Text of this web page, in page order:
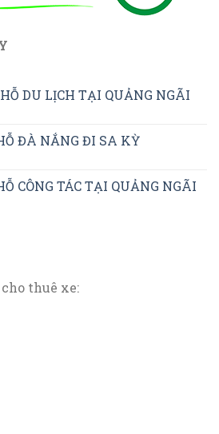
DU LỊCH TẠI QUẢNG NGÃI
ĐÀ NẮNG ĐI SA KỲ
CÔNG TÁC TẠI QUẢNG NGÃI
thuê xe: